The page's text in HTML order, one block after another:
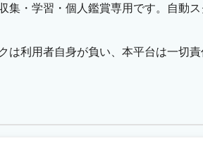
集・学習・個人鑑賞専用です。自動
は利用者自身が負い、本平台は一切